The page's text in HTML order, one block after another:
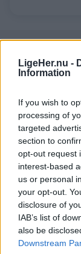
LigeHer.nu -
Information
If you wish to
processing of
targeted
section to
opt-out request
interest-based
us or personal
your opt-out.
disclosure of
IAB’s list of
also be
Downstream
Aktuelt